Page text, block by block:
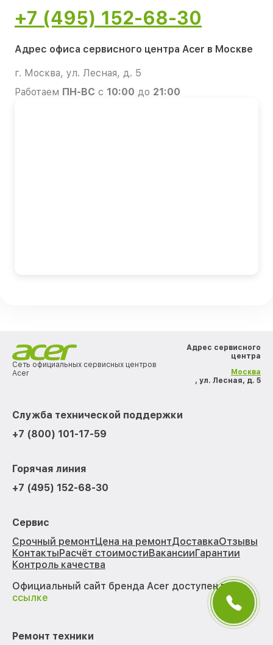
+7 (495) 152-68-30
Адрес офиса сервисного центра Acer в Москве
г. Москва, ул. Лесная, д. 5
Работаем ПН-ВС с 10:00 до 21:00
Сеть официальных сервисных центров
Acer
Адрес сервисного
центра
Москва
, ул. Лесная, д. 5
Служба технической поддержки
+7 (800) 101-17-59
Горячая линия
+7 (495) 152-68-30
Сервис
Срочный ремонтЦена на ремонтДоставкаОтзывы
КонтактыРасчёт стоимостиВакансииГарантии
Контроль качества
Официальный сайт бренда Acer доступен по
ссылке
Ремонт техники